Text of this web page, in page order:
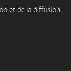
et de la diffusion